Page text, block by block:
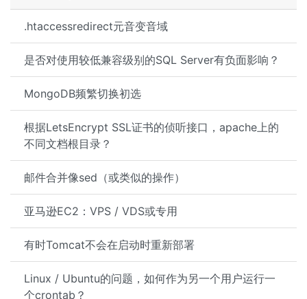
.htaccessredirect元音变音域
是否对使用较低兼容级别的SQL Server有负面影响？
MongoDB频繁切换初选
根据LetsEncrypt SSL证书的侦听接口，apache上的
不同文档根目录？
邮件合并像sed（或类似的操作）
亚马逊EC2：VPS / VDS或专用
有时Tomcat不会在启动时重新部署
Linux / Ubuntu的问题，如何作为另一个用户运行一
个crontab？